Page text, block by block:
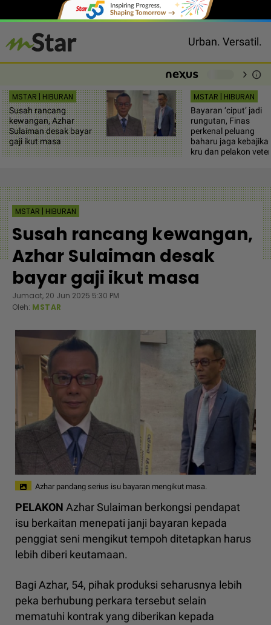
Urban. Versatil.
chevron_right info
MSTAR | HIBURAN
Susah rancang
kewangan, Azhar
Sulaiman desak bayar
gaji ikut masa
MSTAR | HIBURAN
Bayaran ‘ciput’ jadi
rungutan, Finas
perkenal peluang
baharu jaga
kru dan pelakon
MSTAR | HIBURAN
Susah rancang kewangan,
Azhar Sulaiman desak
bayar gaji ikut masa
Jumaat, 20 Jun 2025 5:30 PM
Oleh: MSTAR
Azhar pandang serius isu bayaran mengikut masa.
PELAKON Azhar Sulaiman berkongsi pendapat
isu berkaitan menepati janji bayaran kepada
penggiat seni mengikut tempoh ditetapkan harus
lebih diberi keutamaan.
Bagi Azhar, 54, pihak produksi seharusnya lebih
peka berhubung perkara tersebut selain
mematuhi kontrak yang diberikan kepada